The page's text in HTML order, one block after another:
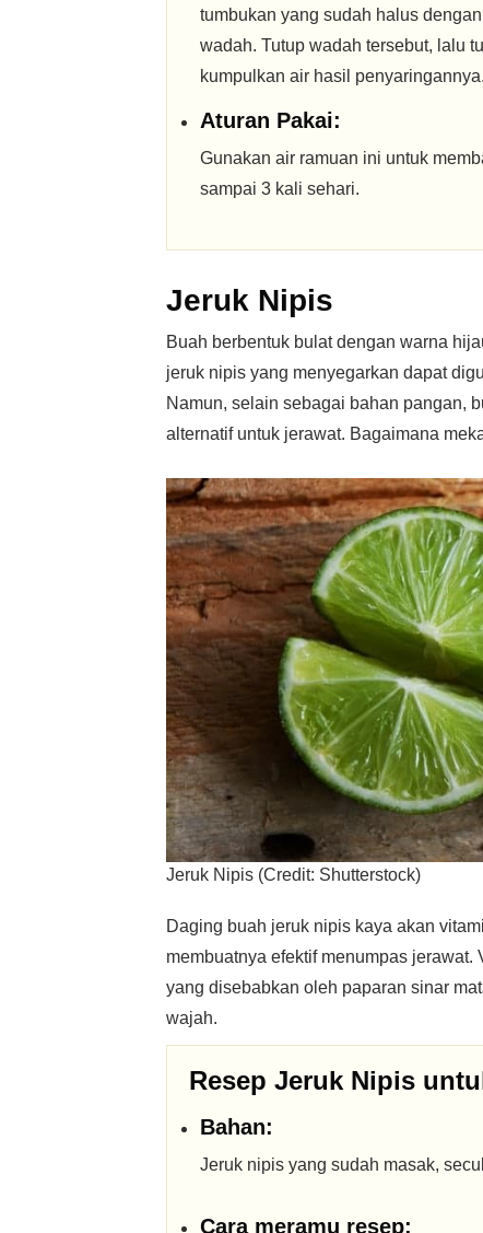
tumbukan yang sudah halus
wadah. Tutup wadah tersebut, lalu
kumpulkan air hasil penyaringannya.
Aturan Pakai:
Gunakan air ramuan ini untuk
sampai 3 kali sehari.
Jeruk Nipis
Buah berbentuk bulat dengan warna
jeruk nipis yang menyegarkan dapat
Namun, selain sebagai bahan pangan,
alternatif untuk jerawat. Bagaimana
Jeruk Nipis (Credit: Shutterstock)
Daging buah jeruk nipis kaya akan
membuatnya efektif menumpas
yang disebabkan oleh paparan sinar
wajah.
Resep Jeruk Nipis
Bahan:
Jeruk nipis yang sudah masak,
Cara meramu resep: